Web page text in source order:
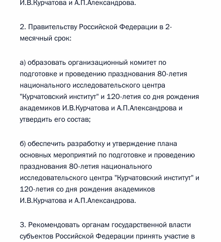
И.В.Курчатова и А.П.Александрова.
2. Правительству Российской Федерации в 2-
месячный срок:
а) образовать организационный комитет по
подготовке и проведению празднования 80-летия
национального исследовательского центра
"Курчатовский институт" и 120-летия со дня рождения
академиков И.В.Курчатова и А.П.Александрова и
утвердить его состав;
б) обеспечить разработку и утверждение плана
основных мероприятий по подготовке и проведению
празднования 80-летия национального
исследовательского центра "Курчатовский институт" и
120-летия со дня рождения академиков
И.В.Курчатова и А.П.Александрова.
3. Рекомендовать органам государственной власти
субъектов Российской Федерации принять участие в